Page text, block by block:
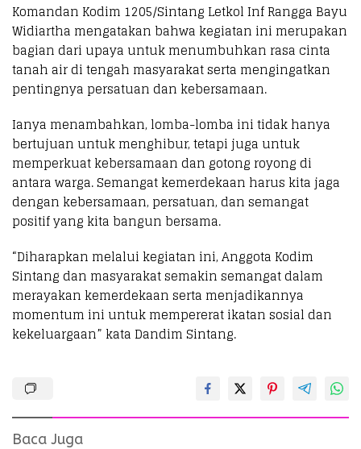
Komandan Kodim 1205/Sintang Letkol Inf Rangga Bayu
Widiartha mengatakan bahwa kegiatan ini merupakan
bagian dari upaya untuk menumbuhkan rasa cinta
tanah air di tengah masyarakat serta mengingatkan
pentingnya persatuan dan kebersamaan.
Ianya menambahkan, lomba-lomba ini tidak hanya
bertujuan untuk menghibur, tetapi juga untuk
memperkuat kebersamaan dan gotong royong di
antara warga. Semangat kemerdekaan harus kita jaga
dengan kebersamaan, persatuan, dan semangat
positif yang kita bangun bersama.
“Diharapkan melalui kegiatan ini, Anggota Kodim
Sintang dan masyarakat semakin semangat dalam
merayakan kemerdekaan serta menjadikannya
momentum ini untuk mempererat ikatan sosial dan
kekeluargaan” kata Dandim Sintang.
Baca Juga